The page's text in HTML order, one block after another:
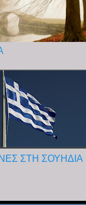
ΣΤΗ ΣΟΥΗΔΙΑ